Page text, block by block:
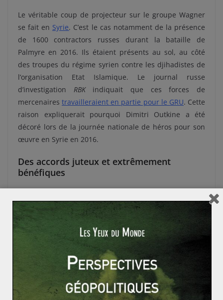
Le véritable coup de projecteur sur le groupe Wagner
se fait en Syrie. C’est le cas notamment de la présence
de 1600 contractors russes durant la bataille de
Palmyre en 2016. Ils étaient présents au sol, au côté
des troupes du régime syrien contre les djihadistes de
l’organisation Etat Islamique. Le journal russe
d’investigation RBK indiquait que ces forces de
mercenairestravailleraient en partie pour le GRU. Cette
raison expliquerait pourquoi Dimitri Outkine a été
décoré lors de la journée nationale de héros pour son
œuvre en Syrie en 2016.
Des accords juteux et extrêmement
bénéfiques
intéressant conclu entre Evguéni Prigojine et le régime
de Damas concernant les champs de gaz. Celui-ci peut
en effet bénéficier de 25% des revenus des champs
pétroliers récupérés par son groupe à Daesh. Le
groupe se mettrait au service du GRU en échange
d’accès aux ressources et à de juteux contrats
d’exploitation. Alors que le pouvoir russe déplore très
peu de pertes officielles en Syrie, près de 200